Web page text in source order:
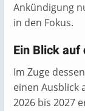
Ankündigung
in den Fokus.
Ein Blick
Im Zuge
einen Ausblick
2026 bis 2027